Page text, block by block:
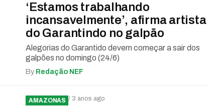
‘Estamos trabalhando
incansavelmente’, afirma artista
do Garantindo no galpão
Alegorias do Garantido devem começar a sair dos
galpões no domingo (24/6)
By Redação NEF
AMAZONAS / 3 anos ago